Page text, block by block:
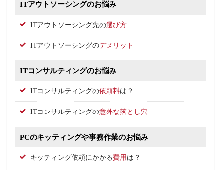
ITアウトソーシングのお悩み
ITアウトソーシング先の選び方
ITアウトソーシングのデメリット
ITコンサルティングのお悩み
ITコンサルティングの依頼料は？
ITコンサルティングの意外な落とし穴
PCのキッティングや事務作業のお悩み
キッティング依頼にかかる 費用 は？